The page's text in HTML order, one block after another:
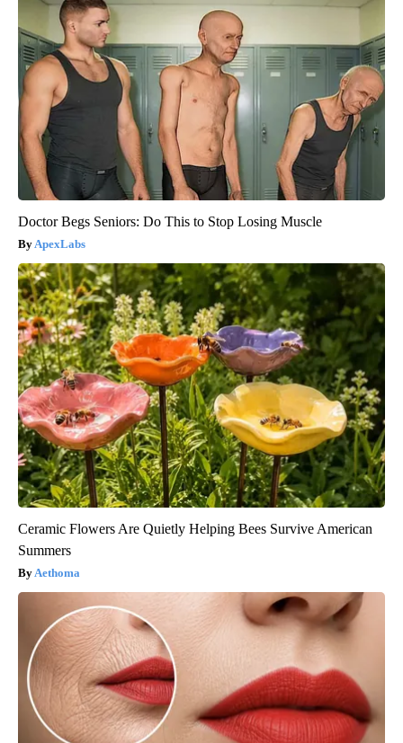
Doctor Begs Seniors: Do This to Stop Losing Muscle
ApexLabs
Ceramic Flowers Are Quietly Helping Bees Survive American
Summers
Aethoma